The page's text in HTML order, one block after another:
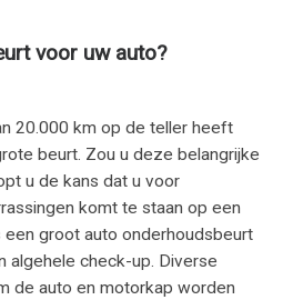
voor uw auto?
20.000 km op de teller heeft
beurt. Zou u deze belangrijke
u de kans dat u voor
komt te staan op een
een groot auto onderhoudsbeurt
algehele check-up. Diverse
de auto en motorkap worden